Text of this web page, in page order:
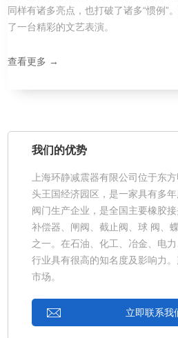
同样有诸多亮点，也打破了诸多“惯例”
了一台精彩的文艺表演。
查看更多 →
我们的优势
上海环静减震器有限公司位于东
头王国经济园区，是一家具有多年
阀门生产企业，是全国主要橡胶接
补偿器、闸阀、截止阀、球 阀、
之一。在石油、化工、冶金、电
行业具有很高的知名度及影响力
市场。
立即联系我